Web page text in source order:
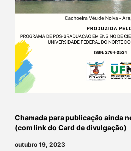
Chamada para publicação ainda
(com link do Card de divulgação)
outubro 19, 2023